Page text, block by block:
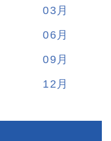
03
06
09
12